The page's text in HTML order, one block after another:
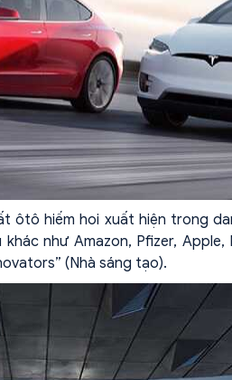
ôtô hiếm hoi xuất hiện trong
như Amazon, Pfizer,
(Nhà sáng tạo).